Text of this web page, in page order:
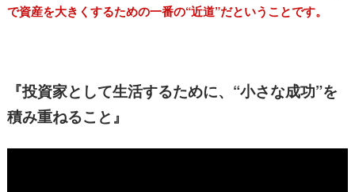
で資産を大きくするための一番の“近道”だということです。
『投資家として生活するために、“小さな成功”を
積み重ねること』